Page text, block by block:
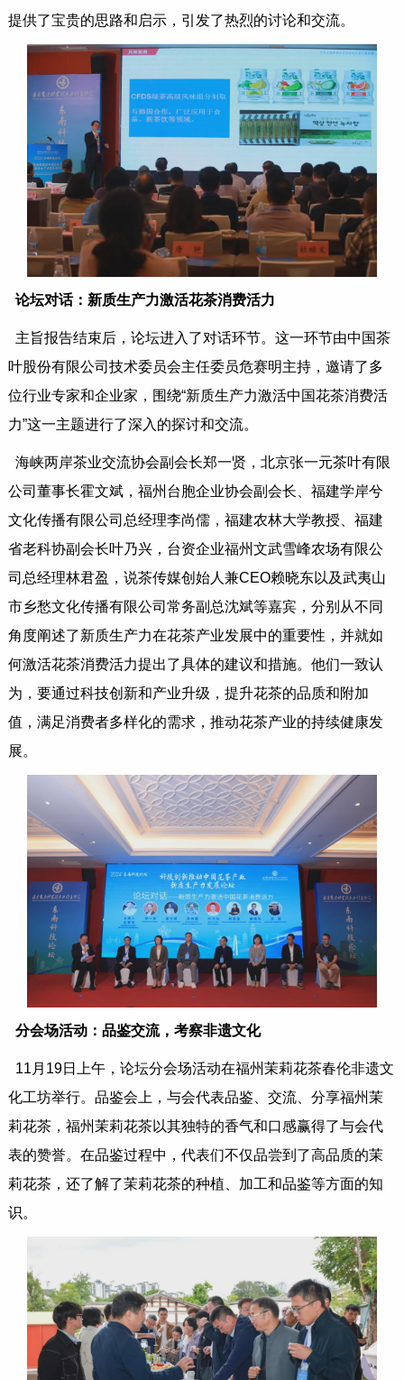
提供了宝贵的思路和启示，引发了热烈的讨论和交流。
论坛对话：新质生产力激活花茶消费活力
主旨报告结束后，论坛进入了对话环节。这一环节由中国茶
叶股份有限公司技术委员会主任委员危赛明主持，邀请了多
位行业专家和企业家，围绕“新质生产力激活中国花茶消费活
力”这一主题进行了深入的探讨和交流。
海峡两岸茶业交流协会副会长郑一贤，北京张一元茶叶有限
公司董事长霍文斌，福州台胞企业协会副会长、福建学岸兮
文化传播有限公司总经理李尚儒，福建农林大学教授、福建
省老科协副会长叶乃兴，台资企业福州文武雪峰农场有限公
司总经理林君盈，说茶传媒创始人兼CEO赖晓东以及武夷山
市乡愁文化传播有限公司常务副总沈斌等嘉宾，分别从不同
角度阐述了新质生产力在花茶产业发展中的重要性，并就如
何激活花茶消费活力提出了具体的建议和措施。他们一致认
为，要通过科技创新和产业升级，提升花茶的品质和附加
值，满足消费者多样化的需求，推动花茶产业的持续健康发
展。
分会场活动：品鉴交流，考察非遗文化
11月19日上午，论坛分会场活动在福州茉莉花茶春伦非遗文
化工坊举行。品鉴会上，与会代表品鉴、交流、分享福州茉
莉花茶，福州茉莉花茶以其独特的香气和口感赢得了与会代
表的赞誉。在品鉴过程中，代表们不仅品尝到了高品质的茉
莉花茶，还了解了茉莉花茶的种植、加工和品鉴等方面的知
识。